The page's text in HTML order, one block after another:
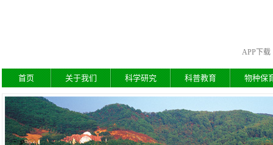
APP下载
首页 关于我们 科学研究 科普教育 物种保